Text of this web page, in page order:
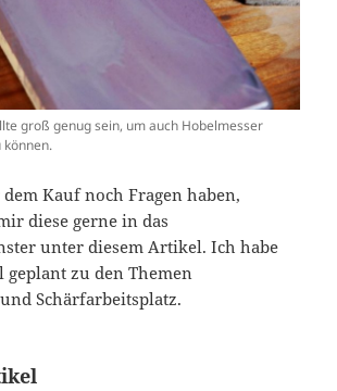
groß genug sein, um auch Hobelmesser
Kauf noch Fragen haben,
diese gerne in das
unter diesem Artikel. Ich habe
zu den Themen
Schärfarbeitsplatz.